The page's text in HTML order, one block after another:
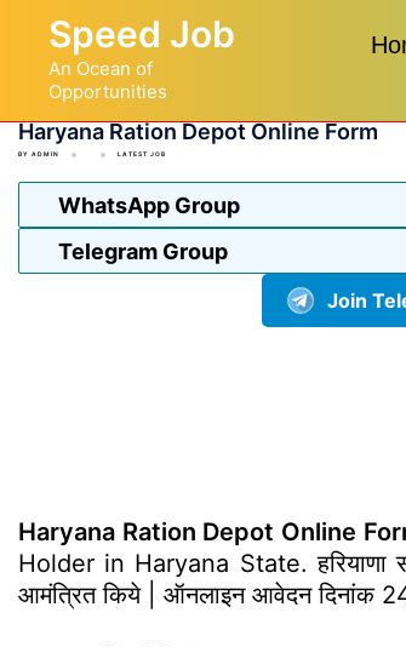
content
Speed Job
An Ocean of
Opportunities
Haryana Ration Depot Online Form
BY ADMIN LATEST JOB
WhatsApp Group
Telegram Group
Join
Haryana Ration Depot Online
Holder in Haryana State. हरियाणा
आमंत्रित किये | ऑनलाइन आवेदन दिनांक